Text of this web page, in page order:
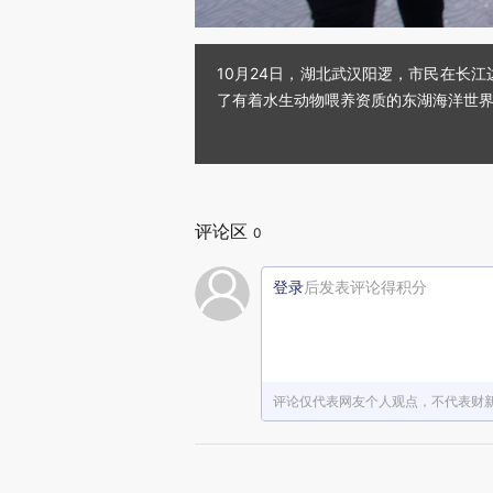
10月24日，湖北武汉阳逻，市民在长
了有着水生动物喂养资质的东湖海洋世
评论区 0
登录后发表评论得积分
评论仅代表网友个人观点，不代表财